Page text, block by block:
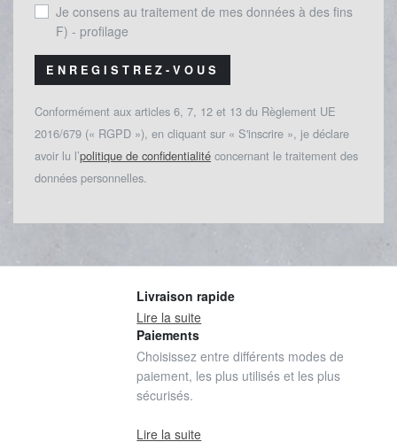
Je consens au traitement de mes données à des fins
F) - profilage
ENREGISTREZ-VOUS
Conformément aux articles 6, 7, 12 et 13 du Règlement UE
2016/679 (« RGPD »), en cliquant sur « S'inscrire », je déclare
avoir lu l’politique de confidentialité concernant le traitement des
données personnelles.
Livraison rapide
Lire la suite
Paiements
Choisissez entre différents modes de
paiement, les plus utilisés et les plus
sécurisés.
Lire la suite